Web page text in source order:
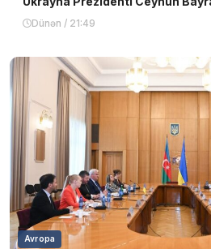
Dünən / 21:49
Avropa